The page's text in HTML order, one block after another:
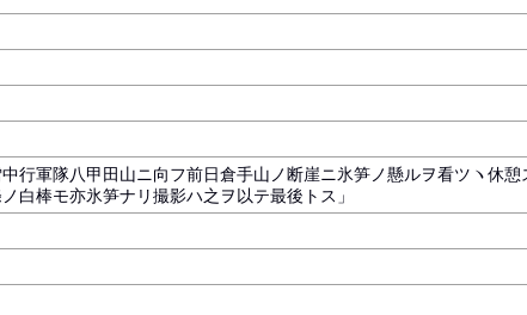
中行軍隊八甲田山ニ向フ前日倉手山ノ断崖ニ氷笋ノ懸ルヲ看ツヽ休
白棒モ亦氷笋ナリ撮影ハ之ヲ以テ最後トス」